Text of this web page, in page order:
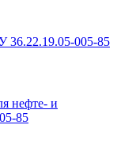
36.22.19.05-005-85
нефте- и
85